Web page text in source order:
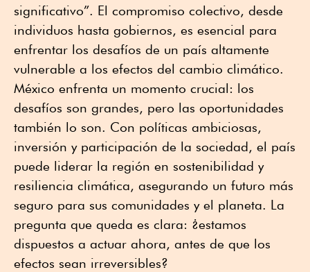
significativo”. El compromiso colectivo, desde
individuos hasta gobiernos, es esencial para
enfrentar los desafíos de un país altamente
vulnerable a los efectos del cambio climático.
México enfrenta un momento crucial: los
desafíos son grandes, pero las oportunidades
también lo son. Con políticas ambiciosas,
inversión y participación de la sociedad, el país
puede liderar la región en sostenibilidad y
resiliencia climática, asegurando un futuro más
seguro para sus comunidades y el planeta. La
pregunta que queda es clara: ¿estamos
dispuestos a actuar ahora, antes de que los
efectos sean irreversibles?